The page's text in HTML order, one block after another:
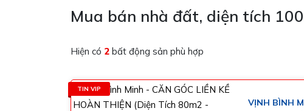
Mua bán nhà đất, diện tích
Hiện có 2bất động sản phù hợp
VỊNH BÌNH
TIN VIP